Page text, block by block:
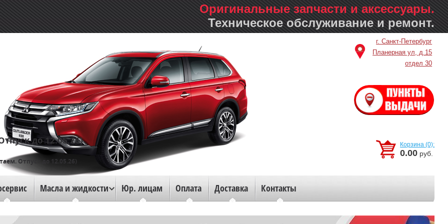
г. Санкт-Петербург
Планерная ул, д.15
отдел 30
Масла и жидкости Юр. лицам Оплата Доставка Контакты
Корзина (0):
0.00 руб.
Оригинальные запчасти и аксессуары.
Техническое обслуживание и ремонт.
до 12.05.26)
Отпуск до 12.05.26)